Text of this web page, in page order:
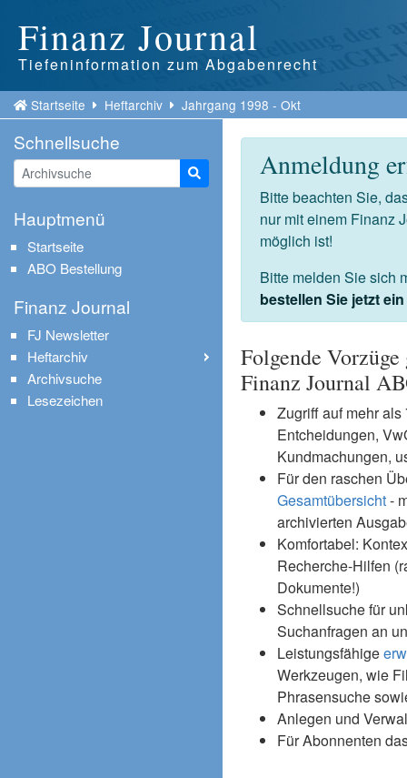
Finanz Journal
Tiefeninformation zum Abgabenrecht
Startseite Heftarchiv Jahrgang 1998 - Okt
Anmeldung
Bitte beachten Sie,
nur mit einem Finanz
möglich ist!
Bitte melden Sie sich
bestellen Sie jetzt
Folgende
Finanz Journal
Zugriff auf mehr
Entcheidungen,
Kundmachungen,
Für den raschen
Gesamtübersicht-
archivierten
Komfortabel:
Recherche-Hilfen
Dokumente!)
Schnellsuche für
Suchanfragen an
Leistungsfähige
Werkzeugen, wie
Phrasensuche
Anlegen und
Für Abonnenten
Schnellsuche
Suche starten
Hauptmenü
Startseite
ABO Bestellung
Finanz Journal
FJ Newsletter
Heftarchiv
Archivsuche
Lesezeichen